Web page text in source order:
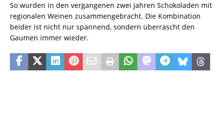
So wurden in den vergangenen zwei Jahren Schokoladen mit
regionalen Weinen zusammengebracht. Die Kombination
beider ist nicht nur spannend, sondern überrascht den
Gaumen immer wieder.